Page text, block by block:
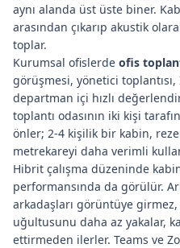
aynı alanda üst üste biner.
arasından çıkarıp akustik
toplar.
Kurumsal ofislerde ofis
görüşmesi, yönetici
departman içi hızlı
toplantı odasının iki kişi
önler; 2-4 kişilik bir kabin,
metrekareyi daha verimli
Hibrit çalışma düzeninde
performansında da görülür.
arkadaşları görüntüye
uğultusunu daha az yakalar,
ettirmeden ilerler. Teams ve